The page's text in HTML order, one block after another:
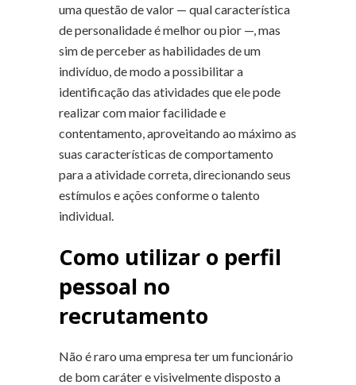
uma questão de valor — qual característica
de personalidade é melhor ou pior —, mas
sim de perceber as habilidades de um
indivíduo, de modo a possibilitar a
identificação das atividades que ele pode
realizar com maior facilidade e
contentamento, aproveitando ao máximo as
suas características de comportamento
para a atividade correta, direcionando seus
estímulos e ações conforme o talento
individual.
Como utilizar o perfil
pessoal no
recrutamento
Não é raro uma empresa ter um funcionário
de bom caráter e visivelmente disposto a